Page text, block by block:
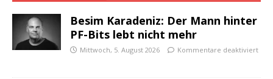
Besim Karadeniz: Der Mann hinter
PF-Bits lebt nicht mehr
Mittwoch, 5. August 2026 Kommentare deaktiviert